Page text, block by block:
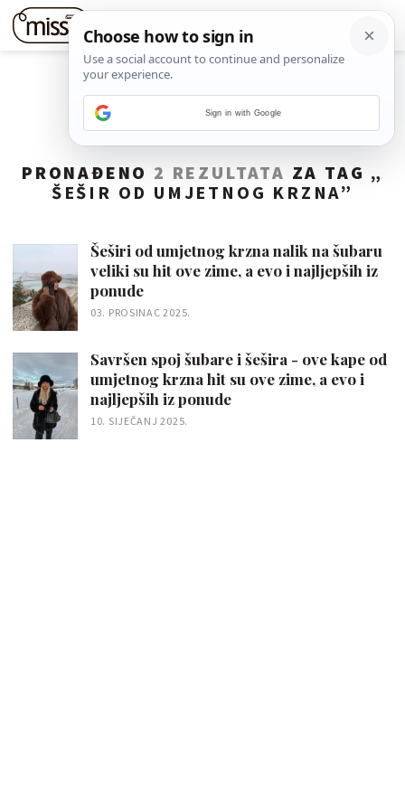
PRONAĐENO 2 REZULTATA ZA TAG „
ŠEŠIR OD UMJETNOG KRZNA”
Šeširi od umjetnog krzna nalik na šubaru
veliki su hit ove zime, a evo i najljepših iz
ponude
03. PROSINAC 2025.
Savršen spoj šubare i šešira - ove kape od
umjetnog krzna hit su ove zime, a evo i
najljepših iz ponude
10. SIJEČANJ 2025.
Sign in with Google